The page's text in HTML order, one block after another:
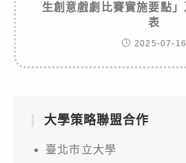
生創意戲劇比賽實施要點
表
2025-07-16
大學策略聯盟合作
臺北市立大學